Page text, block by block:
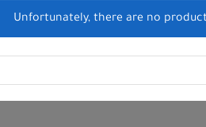
Unfortunately, there are no